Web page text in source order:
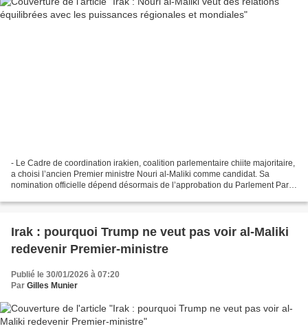
- Le Cadre de coordination irakien, coalition parlementaire chiite majoritaire,
a choisi l’ancien Premier ministre Nouri al-Maliki comme candidat. Sa
nomination officielle dépend désormais de l’approbation du Parlement Par
Irak : pourquoi Trump ne veut pas voir al-Maliki
redevenir Premier-ministre
Publié le 30/01/2026 à 07:20
Par Gilles Munier